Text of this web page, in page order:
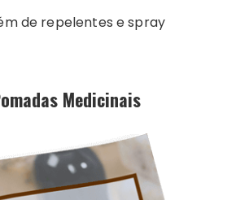
de repelentes e spray
Medicinais